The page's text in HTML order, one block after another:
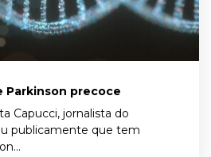
Parkinson precoce
Capucci, jornalista do
publicamente que tem